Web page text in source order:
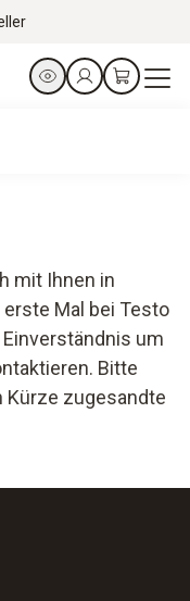
mit Ihnen in
Mal bei Testo
um
Bitte
Kürze zugesandte